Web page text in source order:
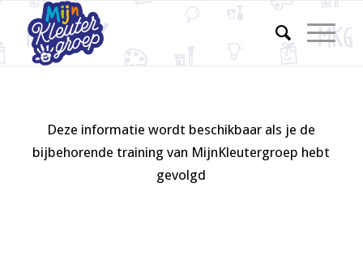
Deze informatie wordt beschikbaar als je de
bijbehorende training van MijnKleutergroep hebt
gevolgd